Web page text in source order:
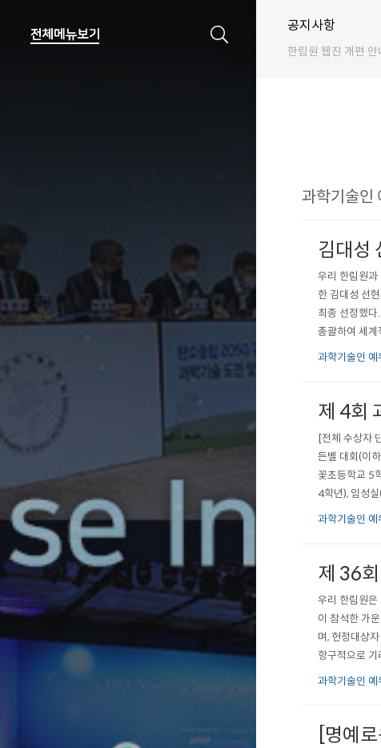
공지사항
한림원 웹진 개편 안
과학기술인
김대성
우리 한림원과
한 김대성 선
최종 선정했
총괄하여 세계
역량 없이는
과학기술인
제 4회
[전체 수상자
든벨 대회(이
꽃초등학교 5
4학년), 임성
경초등학교 6
과학기술인
제 36
우리 한림원은
이 참석한 가
며, 헌정대상
항구적으로
과학기술인
[명예